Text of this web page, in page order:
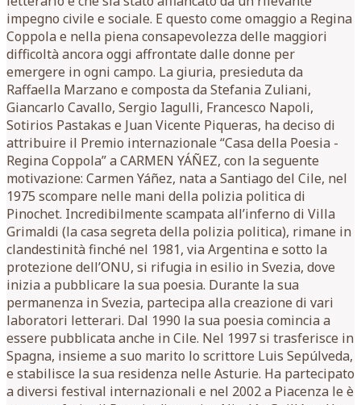
impegno civile e sociale. E questo come omaggio a Regina
Coppola e nella piena consapevolezza delle maggiori
difficoltà ancora oggi affrontate dalle donne per
emergere in ogni campo. La giuria, presieduta da
Raffaella Marzano e composta da Stefania Zuliani,
Giancarlo Cavallo, Sergio Iagulli, Francesco Napoli,
Sotirios Pastakas e Juan Vicente Piqueras, ha deciso di
attribuire il Premio internazionale “Casa della Poesia -
Regina Coppola” a CARMEN YÁÑEZ, con la seguente
motivazione: Carmen Yáñez, nata a Santiago del Cile, nel
1975 scompare nelle mani della polizia politica di
Pinochet. Incredibilmente scampata all’inferno di Villa
Grimaldi (la casa segreta della polizia politica), rimane in
clandestinità finché nel 1981, via Argentina e sotto la
protezione dell’ONU, si rifugia in esilio in Svezia, dove
inizia a pubblicare la sua poesia. Durante la sua
permanenza in Svezia, partecipa alla creazione di vari
laboratori letterari. Dal 1990 la sua poesia comincia a
essere pubblicata anche in Cile. Nel 1997 si trasferisce in
Spagna, insieme a suo marito lo scrittore Luis Sepúlveda,
e stabilisce la sua residenza nelle Asturie. Ha partecipato
a diversi festival internazionali e nel 2002 a Piacenza le è